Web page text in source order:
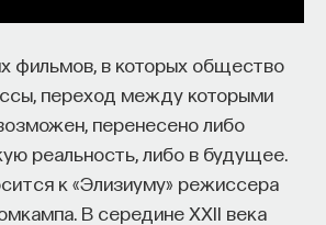
фильмов, в которых общество
переход между которыми
перенесено либо
реальность, либо в будущее.
к «Элизиуму» режиссера
В середине XXII века